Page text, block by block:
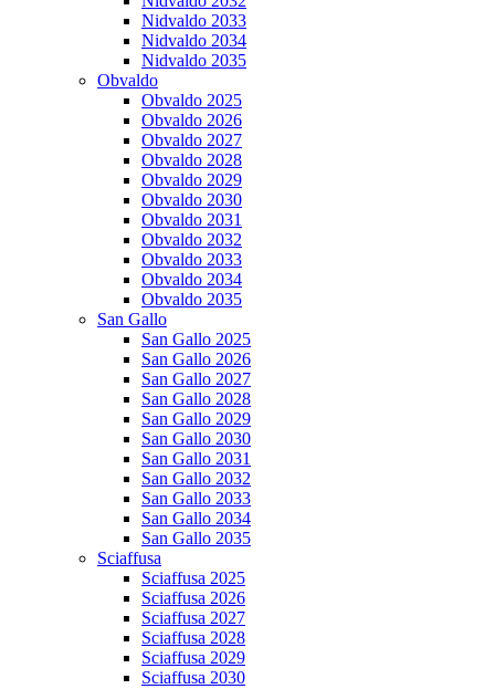
Nidvaldo 2033
Nidvaldo 2034
Nidvaldo 2035
Obvaldo
Obvaldo 2025
Obvaldo 2026
Obvaldo 2027
Obvaldo 2028
Obvaldo 2029
Obvaldo 2030
Obvaldo 2031
Obvaldo 2032
Obvaldo 2033
Obvaldo 2034
Obvaldo 2035
San Gallo
San Gallo 2025
San Gallo 2026
San Gallo 2027
San Gallo 2028
San Gallo 2029
San Gallo 2030
San Gallo 2031
San Gallo 2032
San Gallo 2033
San Gallo 2034
San Gallo 2035
Sciaffusa
Sciaffusa 2025
Sciaffusa 2026
Sciaffusa 2027
Sciaffusa 2028
Sciaffusa 2029
Sciaffusa 2030